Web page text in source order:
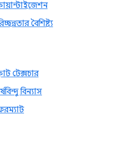
বৈশিষ্ট্য
টেক্সচার
বিন্যাস